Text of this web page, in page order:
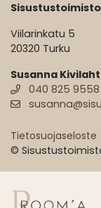
Viilarinkatu 5
20320 Turku
Susanna
040 825 9558
Tietosuojaseloste
©